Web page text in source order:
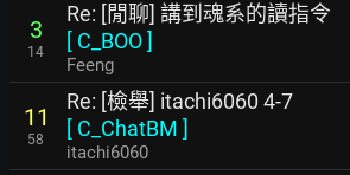
3
14
Re: [閒聊] 講到魂系的讀指令
[ C_BOO]
Feeng
11
58
Re: [檢舉] itachi6060 4-7
[ C_ChatBM ]
itachi6060